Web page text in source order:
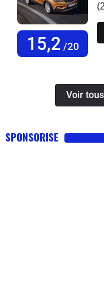
15,2 /20
Voir
SPONSORISE